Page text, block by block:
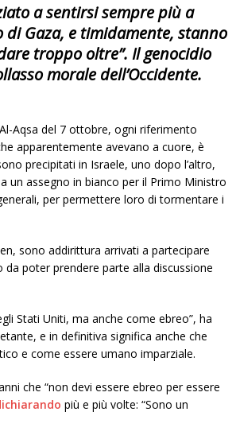
a sentirsi sempre più a
Gaza, e timidamente, stanno
troppo oltre”. Il genocidio
morale dell’Occidente.
Aqsa del 7 ottobre, ogni riferimento
apparentemente avevano a cuore, è
precipitati in Israele, uno dopo l’altro,
un assegno in bianco per il Primo Ministro
per permettere loro di tormentare i
sono addirittura arrivati a partecipare
poter prendere parte alla discussione
Stati Uniti, ma anche come ebreo”, ha
e in definitiva significa anche che
e come essere umano imparziale.
che “non devi essere ebreo per essere
più e più volte: “Sono un